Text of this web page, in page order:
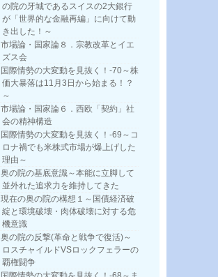
の院の牙城であるスイスの2大銀行
が「世界的な金融再編」に向けて動
き出した！～
市場論・国家論８．宗教改革とイエ
ズス会
国際情勢の大変動を見抜く！-70～株
価大暴落は11月3日から始まる！？
～
市場論・国家論６．西欧「契約」社
会の精神構造
国際情勢の大変動を見抜く！-69～コ
ロナ禍でも米株式市場が爆上げした
理由～
奥の院の基底意識～本能に立脚して
並外れた追求力を維持してきた
現在の奥の院の構想１～国債経済破
綻と環境破壊・肉体破壊に対する危
機意識
奥の院の反撃(革命と戦争で復活)～
ロスチャイルドVSロックフェラーの
覇権闘争